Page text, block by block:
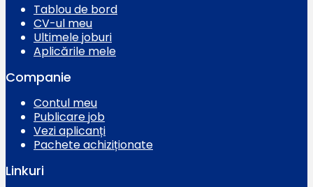
Tablou de bord
CV-ul meu
Ultimele joburi
Aplicările mele
Companie
Contul meu
Publicare job
Vezi aplicanți
Pachete achiziționate
Linkuri